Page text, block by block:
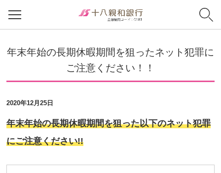
年末年始の長期休暇期間を狙ったネット犯罪に
ご注意ください！！
2020年12月25日
年末年始の長期休暇期間を狙った以下のネット犯罪
にご注意ください!!